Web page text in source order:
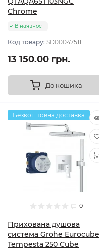
Chrome
В наявності
Код товару: SD00047511
13 150.00 грн.
До кошика
Безкоштовна доставка
0
Прихована душова
система Grohe Eurocube
Tempesta 250 Cube